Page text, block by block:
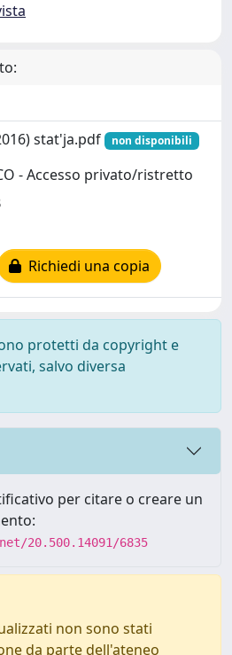
stat'ja.pdf
non disponibili
- Accesso privato/ristretto
Richiedi una copia
protetti da copyright e
salvo diversa
per citare o creare un
20.500.14091/6835
non sono stati
da parte dell'ateneo